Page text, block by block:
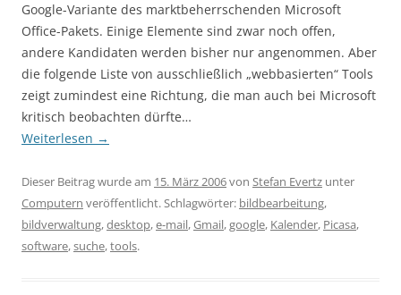
Google-Variante des marktbeherrschenden Microsoft
Office-Pakets. Einige Elemente sind zwar noch offen,
andere Kandidaten werden bisher nur angenommen. Aber
die folgende Liste von ausschließlich „webbasierten“ Tools
zeigt zumindest eine Richtung, die man auch bei Microsoft
kritisch beobachten dürfte…
Weiterlesen →
Dieser Beitrag wurde am 15. März 2006von Stefan Evertz unter
Computern veröffentlicht. Schlagwörter: bildbearbeitung,
bildverwaltung,desktop,e-mail,Gmail,google, Kalender, Picasa,
software,suche,tools.